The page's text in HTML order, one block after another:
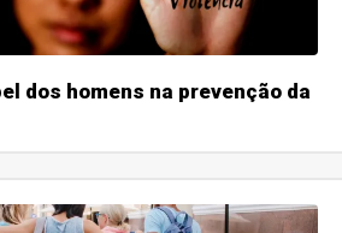
dos homens na prevenção da